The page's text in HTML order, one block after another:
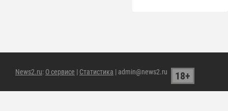
News2.ru: О сервисе | Статистика | admin@news2.ru 18+